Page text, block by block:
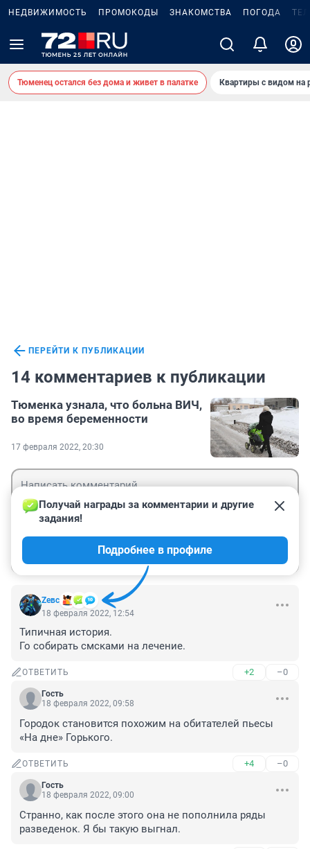
НЕДВИЖИМОСТЬ ПРОМОКОДЫ ЗНАКОМСТВА ПОГОДА
Тюменец остался без дома и живет в палатке Квартиры с видом на
ПЕРЕЙТИ К ПУБЛИКАЦИИ
14 комментариев к публикации
Тюменка узнала, что больна ВИЧ,
во время беременности
17 февраля 2022, 20:30
Zeвс
Получай награды за комментарии и другие
задания!
Подробнее в профиле
18 февраля 2022, 12:54
Типичная история.
Го собирать смсками на лечение.
ОТВЕТИТЬ +2 –0
Гость
18 февраля 2022, 09:58
Городок становится похожим на обитателей пьесы
«На дне» Горького.
ОТВЕТИТЬ +4 –0
Гость
18 февраля 2022, 09:00
Странно, как после этого она не пополнила ряды
разведенок. Я бы такую выгнал.